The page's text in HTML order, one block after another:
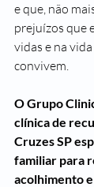
e que, não
prejuízos que
vidas e na
convivem.
O Grupo
clínica de
Cruzes SP
familiar para
acolhimento